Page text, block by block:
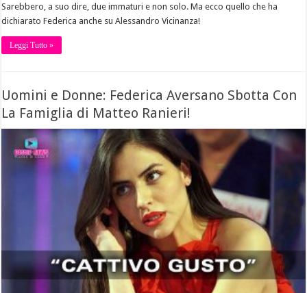
Sarebbero, a suo dire, due immaturi e non solo. Ma ecco quello che ha
dichiarato Federica anche su Alessandro Vicinanza!
Leggi Tutto »
Uomini e Donne: Federica Aversano Sbotta Con
La Famiglia di Matteo Ranieri!